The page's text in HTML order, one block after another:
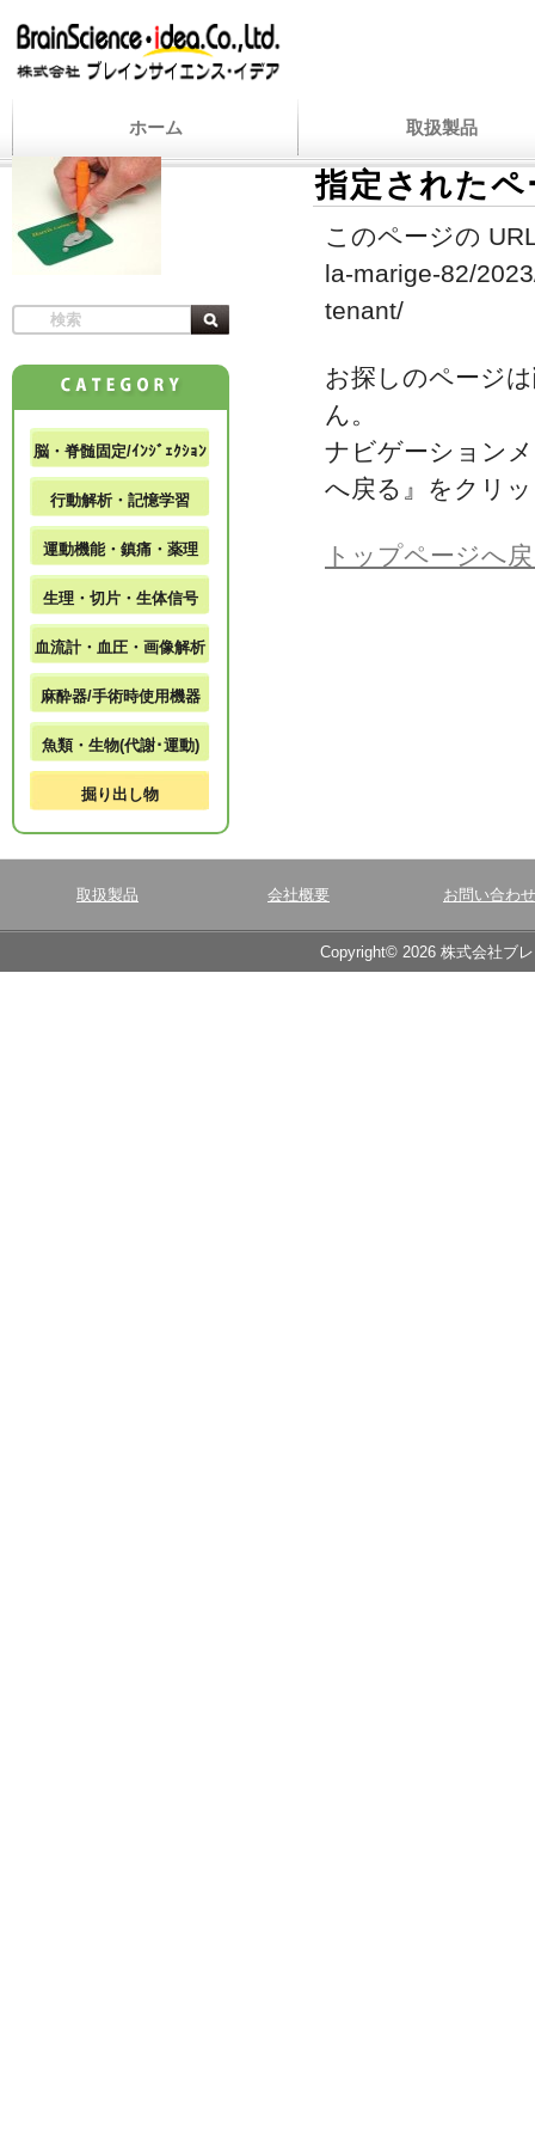
ホーム 取扱製品
指定された
このページの
la-marige-82/
tenant/
お探しのページ
ん。
ナビゲーション
へ戻る』をクリ
トップページへ
脳・脊髄固定/ｲﾝｼﾞｪｸｼｮﾝ
行動解析・記憶学習
運動機能・鎮痛・薬理
生理・切片・生体信号
血流計・血圧・画像解析
麻酔器/手術時使用機器
魚類・生物(代謝･運動)
掘り出し物
取扱製品 会社概要 お問い合わせ
Copyright© 2026 株式会社ブ